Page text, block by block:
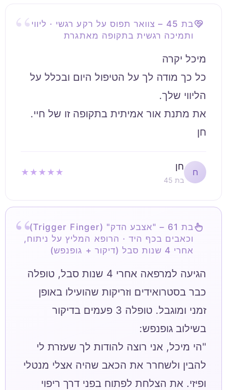
בת 45 – צוואר תפוס על רקע רגשי · ליווי
ותמיכה רגשית בתקופה מאתגרת
כל כך מודה לך על הטיפול היום ובכלל על
חן
ח
חן
בת 45
★★★★★
בת 61 – "אצבע הדק" (Trigger Finger)
וכאבים בכף היד · הרופא המליץ על ניתוח,
אחרי 4 שנות סבל (דיקור + גופנפש)
הגיעה למרפאה אחרי 4 שנות סבל, טופלה
כבר בסטרואידים וזריקות שהועילו באופן
זמני ומוגבל. טופלה 3 פעמים בדיקור
"הי מיכל, אני רוצה להודות לך שעזרת לי
להבין ולשחרר את הכאב שהיה אצלי מנטלי
ופיזי. את הצלחת לפתוח בפני דרך ריפוי